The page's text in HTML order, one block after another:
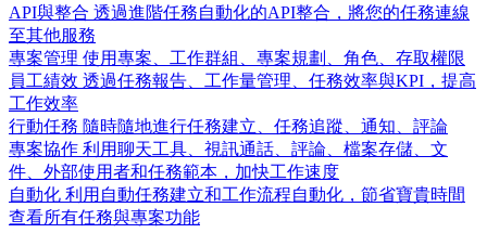
API與整合 透過進階任務自動化的API整合，將您的任務連線
至其他服務
專案管理 使用專案、工作群組、專案規劃、角色、存取權限
員工績效 透過任務報告、工作量管理、任務效率與KPI，提高
工作效率
行動任務 隨時隨地進行任務建立、任務追蹤、通知、評論
專案協作 利用聊天工具、視訊通話、評論、檔案存儲、文
件、外部使用者和任務範本，加快工作速度
自動化 利用自動任務建立和工作流程自動化，節省寶貴時間
查看所有任務與專案功能